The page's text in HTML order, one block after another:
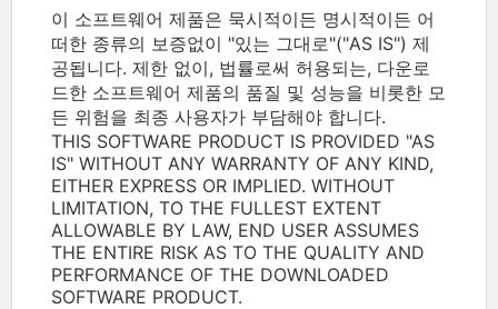
이 소프트웨어 제품은 묵시적이든 명시적이든 어
떠한 종류의 보증없이 "있는 그대로"("AS IS") 제
공됩니다. 제한 없이, 법률로써 허용되는, 다운로
드한 소프트웨어 제품의 품질 및 성능을 비롯한 모
든 위험을 최종 사용자가 부담해야 합니다.
THIS SOFTWARE PRODUCT IS PROVIDED "AS
IS" WITHOUT ANY WARRANTY OF ANY KIND,
EITHER EXPRESS OR IMPLIED. WITHOUT
LIMITATION, TO THE FULLEST EXTENT
ALLOWABLE BY LAW, END USER ASSUMES
THE ENTIRE RISK AS TO THE QUALITY AND
PERFORMANCE OF THE DOWNLOADED
SOFTWARE PRODUCT.